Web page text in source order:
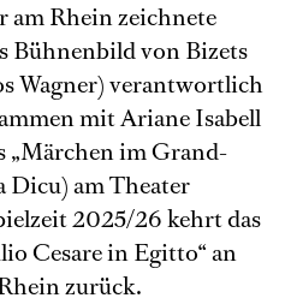
am Rhein zeichnete
Bühnenbild von Bizets
Wagner) verantwortlich
mit Ariane Isabell
„Märchen im Grand-
Dicu) am Theater
2025/26 kehrt das
Cesare in Egitto“ an
zurück.